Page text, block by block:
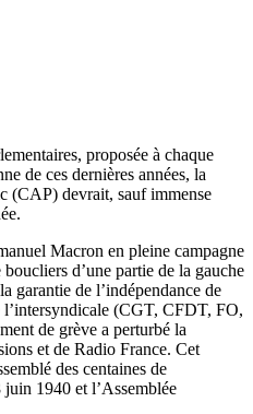
proposée à chaque
de ces dernières années, la
(CAP) devrait, sauf immense
Macron en pleine campagne
d’une partie de la gauche
garantie de l’indépendance de
(CGT, CFDT, FO,
de grève a perturbé la
et de Radio France. Cet
des centaines de
1940 et l’Assemblée